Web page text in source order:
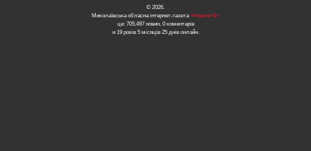
© 2026.
Миколаївська обласна інтернет-газета«Новини N»
це: 705,497 новин, 0 коментарів
и 19 років 5 місяців 25 днів онлайн.